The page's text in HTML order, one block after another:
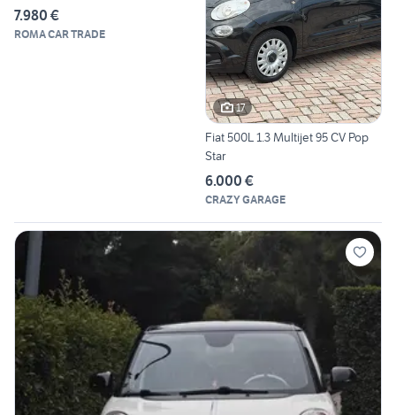
7.980 €
ROMA CAR TRADE
17
Fiat 500L 1.3 Multijet 95 CV Pop
Star
6.000 €
CRAZY GARAGE